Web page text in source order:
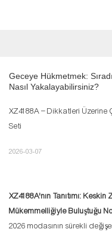
Geceye Hükmetmek:
Nasıl Yakalayabilirsiniz?
XZ4188A – Dikkatleri Üzerine
Seti
2026-03-07
XZ4188A'nın Tanıtımı:
Mükemmelliğiyle Buluştuğu
2026 modasının sürekli